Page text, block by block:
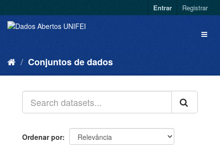
Entrar Registrar
Conjuntos de dados
Ordenar por